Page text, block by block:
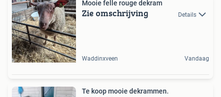
Mooie felle rouge dekram
Zie omschrijving Details
Waddinxveen Vandaag
Te koop mooie dekrammen.